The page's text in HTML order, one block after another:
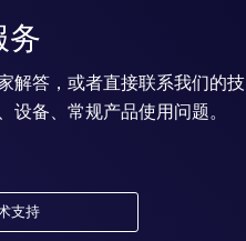
务
解答，或者直接联系我们的技
设备、常规产品使用问题。
支持